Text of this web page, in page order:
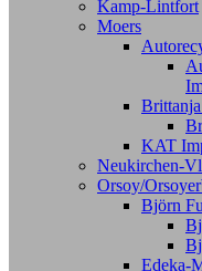
Kamp-Lintfort
Moers
KAT
Neukirchen-
Orsoy/
Björn
Edeka-